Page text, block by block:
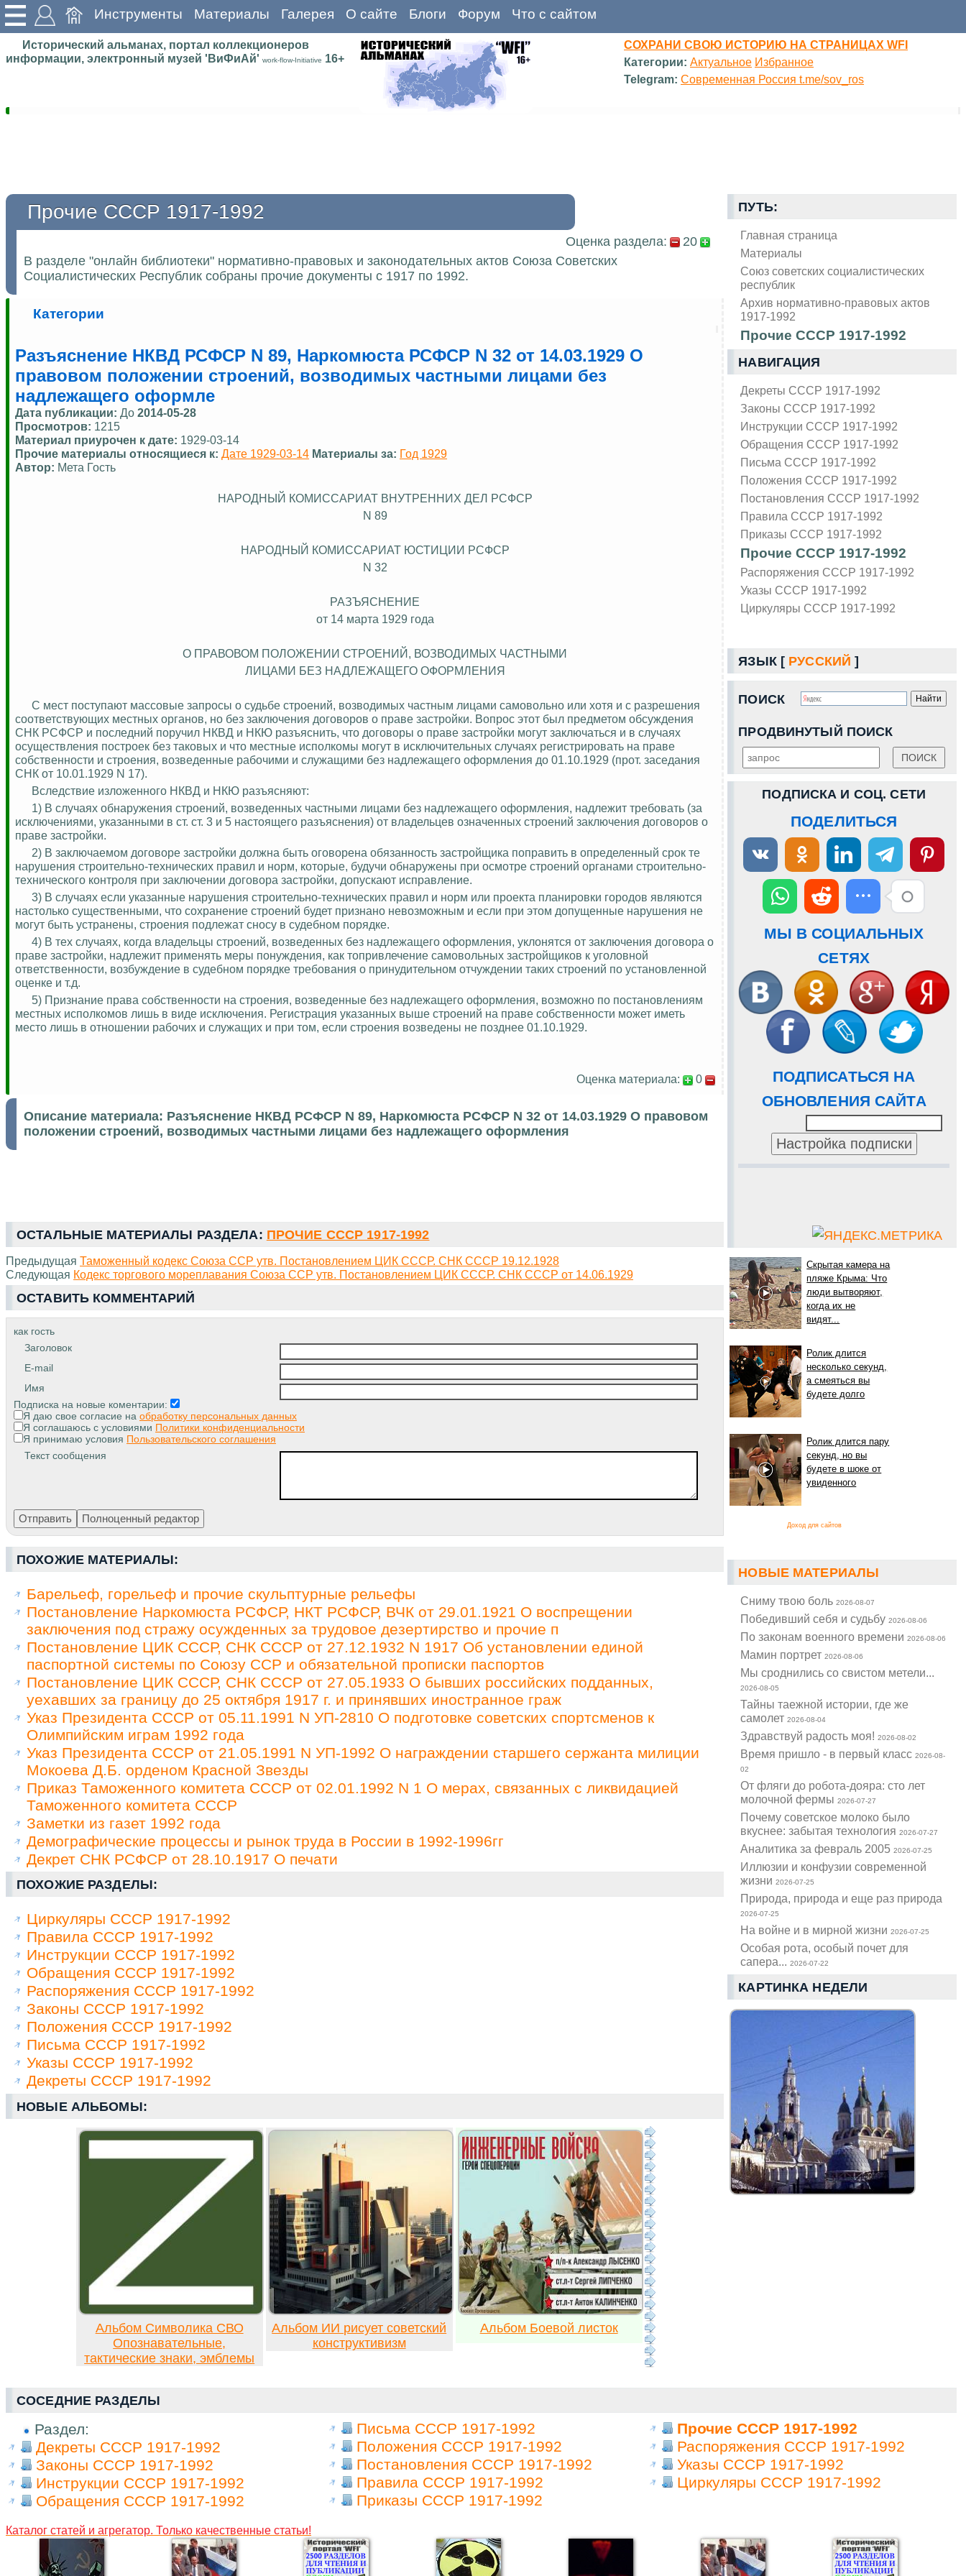
Инструменты Материалы Галерея О сайте Блоги Форум Что с сайтом
Исторический альманах, портал коллекционеров
информации, электронный музей 'ВиФиАй' work-flow-Initiative 16+
СОХРАНИ СВОЮ ИСТОРИЮ НА СТРАНИЦАХ WFI
Категории: Актуальное Избранное
Telegram: Современная Россия t.me/sov_ros
ПУТЬ:
Главная страница
Материалы
Союз советских социалистических
республик
Архив нормативно-правовых актов
1917-1992
Прочие СССР 1917-1992
НАВИГАЦИЯ
Декреты СССР 1917-1992
Законы СССР 1917-1992
Инструкции СССР 1917-1992
Обращения СССР 1917-1992
Письма СССР 1917-1992
Положения СССР 1917-1992
Постановления СССР 1917-1992
Правила СССР 1917-1992
Приказы СССР 1917-1992
Прочие СССР 1917-1992
Распоряжения СССР 1917-1992
Указы СССР 1917-1992
Циркуляры СССР 1917-1992
ЯЗЫК [ РУССКИЙ ]
ПОИСК
ПРОДВИНУТЫЙ ПОИСК
ПОДПИСКА И СОЦ. СЕТИ
ПОДЕЛИТЬСЯ
МЫ В СОЦИАЛЬНЫХ
СЕТЯХ
ПОДПИСАТЬСЯ НА
ОБНОВЛЕНИЯ САЙТА
Скрытая камера на
пляже Крыма: Что
люди вытворяют,
когда их не
видят...
Ролик длится
несколько секунд,
а смеяться вы
будете долго
Ролик длится пару
секунд, но вы
будете в шоке от
увиденного
Доход для сайтов
НОВЫЕ МАТЕРИАЛЫ
Cниму твою боль2026-08-07
Победивший себя и судьбу2026-08-06
По законам военного времени2026-08-06
Мамин портрет2026-08-06
Мы сроднились со свистом метели...
2026-08-05
Тайны таежной истории, где же
самолет2026-08-04
Здравствуй радость моя!2026-08-02
Время пришло - в первый класс2026-08-
02
От фляги до робота-дояра: сто лет
молочной фермы2026-07-27
Почему советское молоко было
вкуснее: забытая технология2026-07-27
Аналитика за февраль 20052026-07-25
Иллюзии и конфузии современной
жизни2026-07-25
Природа, природа и еще раз природа
2026-07-25
На войне и в мирной жизни2026-07-25
Особая рота, особый почет для
сапера...2026-07-22
КАРТИНКА НЕДЕЛИ
Прочие СССР 1917-1992
Оценка раздела:
20
В разделе "онлайн библиотеки" нормативно-правовых и законодательных актов Союза Советских
Социалистических Республик собраны прочие документы с 1917 по 1992.
Категории
Разъяснение НКВД РСФСР N 89, Наркомюста РСФСР N 32 от 14.03.1929 О
правовом положении строений, возводимых частными лицами без
надлежащего оформле
Дата публикации: До 2014-05-28
Просмотров: 1215
Материал приурочен к дате: 1929-03-14
Прочие материалы относящиеся к: Дате 1929-03-14 Материалы за: Год 1929
Автор: Мета Гость
НАРОДНЫЙ КОМИССАРИАТ ВНУТРЕННИХ ДЕЛ РСФСР
N 89
НАРОДНЫЙ КОМИССАРИАТ ЮСТИЦИИ РСФСР
N 32
РАЗЪЯСНЕНИЕ
от 14 марта 1929 года
О ПРАВОВОМ ПОЛОЖЕНИИ СТРОЕНИЙ, ВОЗВОДИМЫХ ЧАСТНЫМИ
ЛИЦАМИ БЕЗ НАДЛЕЖАЩЕГО ОФОРМЛЕНИЯ
С мест поступают массовые запросы о судьбе строений, возводимых частным лицами самовольно или хотя и с разрешения
соответствующих местных органов, но без заключения договоров о праве застройки. Вопрос этот был предметом обсуждения
СНК РСФСР и последний поручил НКВД и НКЮ разъяснить, что договоры о праве застройки могут заключаться и в случаях
осуществления построек без таковых и что местные исполкомы могут в исключительных случаях регистрировать на праве
собственности и строения, возведенные рабочими и служащими без надлежащего оформления до 01.10.1929 (прот. заседания
СНК от 10.01.1929 N 17).
Вследствие изложенного НКВД и НКЮ разъясняют:
1) В случаях обнаружения строений, возведенных частными лицами без надлежащего оформления, надлежит требовать (за
исключениями, указанными в ст. ст. 3 и 5 настоящего разъяснения) от владельцев означенных строений заключения договоров о
праве застройки.
2) В заключаемом договоре застройки должна быть оговорена обязанность застройщика поправить в определенный срок те
нарушения строительно-технических правил и норм, которые, будучи обнаружены при осмотре строений органами строительно-
технического контроля при заключении договора застройки, допускают исправление.
3) В случаях если указанные нарушения строительно-технических правил и норм или проекта планировки городов являются
настолько существенными, что сохранение строений будет признано невозможным и если при этом допущенные нарушения не
могут быть устранены, строения подлежат сносу в судебном порядке.
4) В тех случаях, когда владельцы строений, возведенных без надлежащего оформления, уклонятся от заключения договора о
праве застройки, надлежит применять меры понуждения, как топривлечение самовольных застройщиков к уголовной
ответственности, возбуждение в судебном порядке требования о принудительном отчуждении таких строений по установленной
оценке и т.д.
5) Признание права собственности на строения, возведенные без надлежащего оформления, возможно по постановлениям
местных исполкомов лишь в виде исключения. Регистрация указанных выше строений на праве собственности может иметь
место лишь в отношении рабочих и служащих и при том, если строения возведены не позднее 01.10.1929.
Оценка материала: 0
Описание материала: Разъяснение НКВД РСФСР N 89, Наркомюста РСФСР N 32 от 14.03.1929 О правовом
положении строений, возводимых частными лицами без надлежащего оформления
ОСТАЛЬНЫЕ МАТЕРИАЛЫ РАЗДЕЛА: ПРОЧИЕ СССР 1917-1992
Предыдущая Таможенный кодекс Союза ССР утв. Постановлением ЦИК СССР. СНК СССР 19.12.1928
Следующая Кодекс торгового мореплавания Союза ССР утв. Постановлением ЦИК СССР. СНК СССР от 14.06.1929
ОСТАВИТЬ КОММЕНТАРИЙ
как гость
Заголовок
E-mail
Имя
Подписка на новые коментарии:
Я даю свое согласие на обработку персональных данных
Я соглашаюсь с условиями Политики конфиденциальности
Я принимаю условия Пользовательского соглашения
Текст сообщения
ПОХОЖИЕ МАТЕРИАЛЫ:
Барельеф, горельеф и прочие скульптурные рельефы
Постановление Наркомюста РСФСР, НКТ РСФСР, ВЧК от 29.01.1921 О воспрещении
заключения под стражу осужденных за трудовое дезертирство и прочие п
Постановление ЦИК СССР, СНК СССР от 27.12.1932 N 1917 Об установлении единой
паспортной системы по Союзу ССР и обязательной прописки паспортов
Постановление ЦИК СССР, СНК СССР от 27.05.1933 О бывших российских подданных,
уехавших за границу до 25 октября 1917 г. и принявших иностранное граж
Указ Президента СССР от 05.11.1991 N УП-2810 О подготовке советских спортсменов к
Олимпийским играм 1992 года
Указ Президента СССР от 21.05.1991 N УП-1992 О награждении старшего сержанта милиции
Мокоева Д.Б. орденом Красной Звезды
Приказ Таможенного комитета СССР от 02.01.1992 N 1 О мерах, связанных с ликвидацией
Таможенного комитета СССР
Заметки из газет 1992 года
Демографические процессы и рынок труда в России в 1992-1996гг
Декрет СНК РСФСР от 28.10.1917 О печати
ПОХОЖИЕ РАЗДЕЛЫ:
Циркуляры СССР 1917-1992
Правила СССР 1917-1992
Инструкции СССР 1917-1992
Обращения СССР 1917-1992
Распоряжения СССР 1917-1992
Законы СССР 1917-1992
Положения СССР 1917-1992
Письма СССР 1917-1992
Указы СССР 1917-1992
Декреты СССР 1917-1992
НОВЫЕ АЛЬБОМЫ:
Альбом Символика СВО
Опознавательные,
тактические знаки, эмблемы
Альбом ИИ рисует советский
конструктивизм
Альбом Боевой листок
СОСЕДНИЕ РАЗДЕЛЫ
Раздел:
Декреты СССР 1917-1992
Законы СССР 1917-1992
Инструкции СССР 1917-1992
Обращения СССР 1917-1992
Письма СССР 1917-1992
Положения СССР 1917-1992
Постановления СССР 1917-1992
Правила СССР 1917-1992
Приказы СССР 1917-1992
Прочие СССР 1917-1992
Распоряжения СССР 1917-1992
Указы СССР 1917-1992
Циркуляры СССР 1917-1992
Каталог статей и агрегатор. Только качественные статьи!